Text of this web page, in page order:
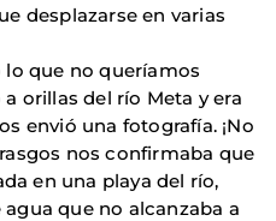
desplazarse en varias
lo que no queríamos
orillas del río Meta y era
envió una fotografía. ¡No
nos confirmaba que
en una playa del río,
que no alcanzaba a